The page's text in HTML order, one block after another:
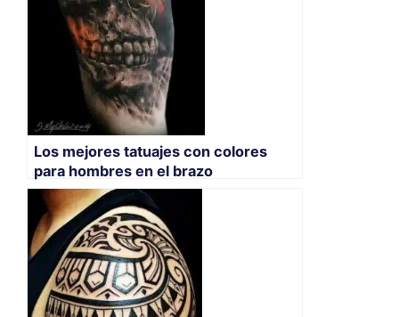
Los mejores tatuajes con colores
para hombres en el brazo